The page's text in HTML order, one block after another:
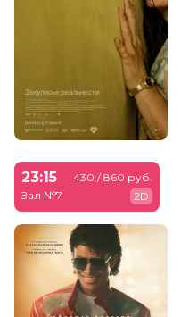
23:15
Зал №7
430 / 860 руб.
2D